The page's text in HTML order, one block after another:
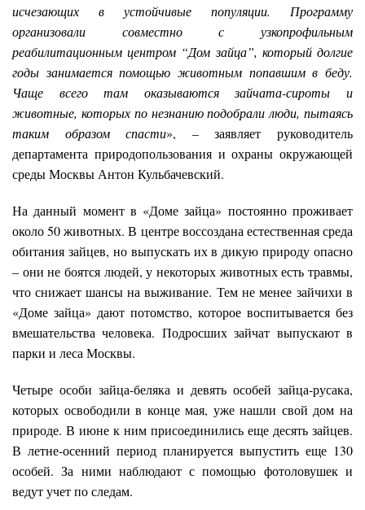
исчезающих в устойчивые популяции. Программу
организовали совместно с узкопрофильным
реабилитационным центром “Дом зайца”, который долгие
годы занимается помощью животным попавшим в беду.
Чаще всего там оказываются зайчата-сироты и
животные, которых по незнанию подобрали люди, пытаясь
таким образом спасти», – заявляет руководитель
департамента природопользования и охраны окружающей
среды Москвы Антон Кульбачевский.
На данный момент в «Доме зайца» постоянно проживает
около 50 животных. В центре воссоздана естественная среда
обитания зайцев, но выпускать их в дикую природу опасно
– они не боятся людей, у некоторых животных есть травмы,
что снижает шансы на выживание. Тем не менее зайчихи в
«Доме зайца» дают потомство, которое воспитывается без
вмешательства человека. Подросших зайчат выпускают в
парки и леса Москвы.
Четыре особи зайца-беляка и девять особей зайца-русака,
которых освободили в конце мая, уже нашли свой дом на
природе. В июне к ним присоединились еще десять зайцев.
В летне-осенний период планируется выпустить еще 130
особей. За ними наблюдают с помощью фотоловушек и
ведут учет по следам.